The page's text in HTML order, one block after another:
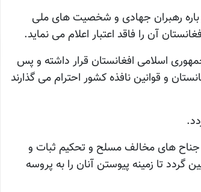
رهبران جهادی و شخصیت های ملی
آن را فاقد اعتبار اعلام می نماید.
اسلامی افغانستان قرار داشته و پس
و قوانین نافذه کشور احترام می گذارند
های مخالف مسلح و تحکیم ثبات و
تا زمینه پیوستن آنان را به پروسه